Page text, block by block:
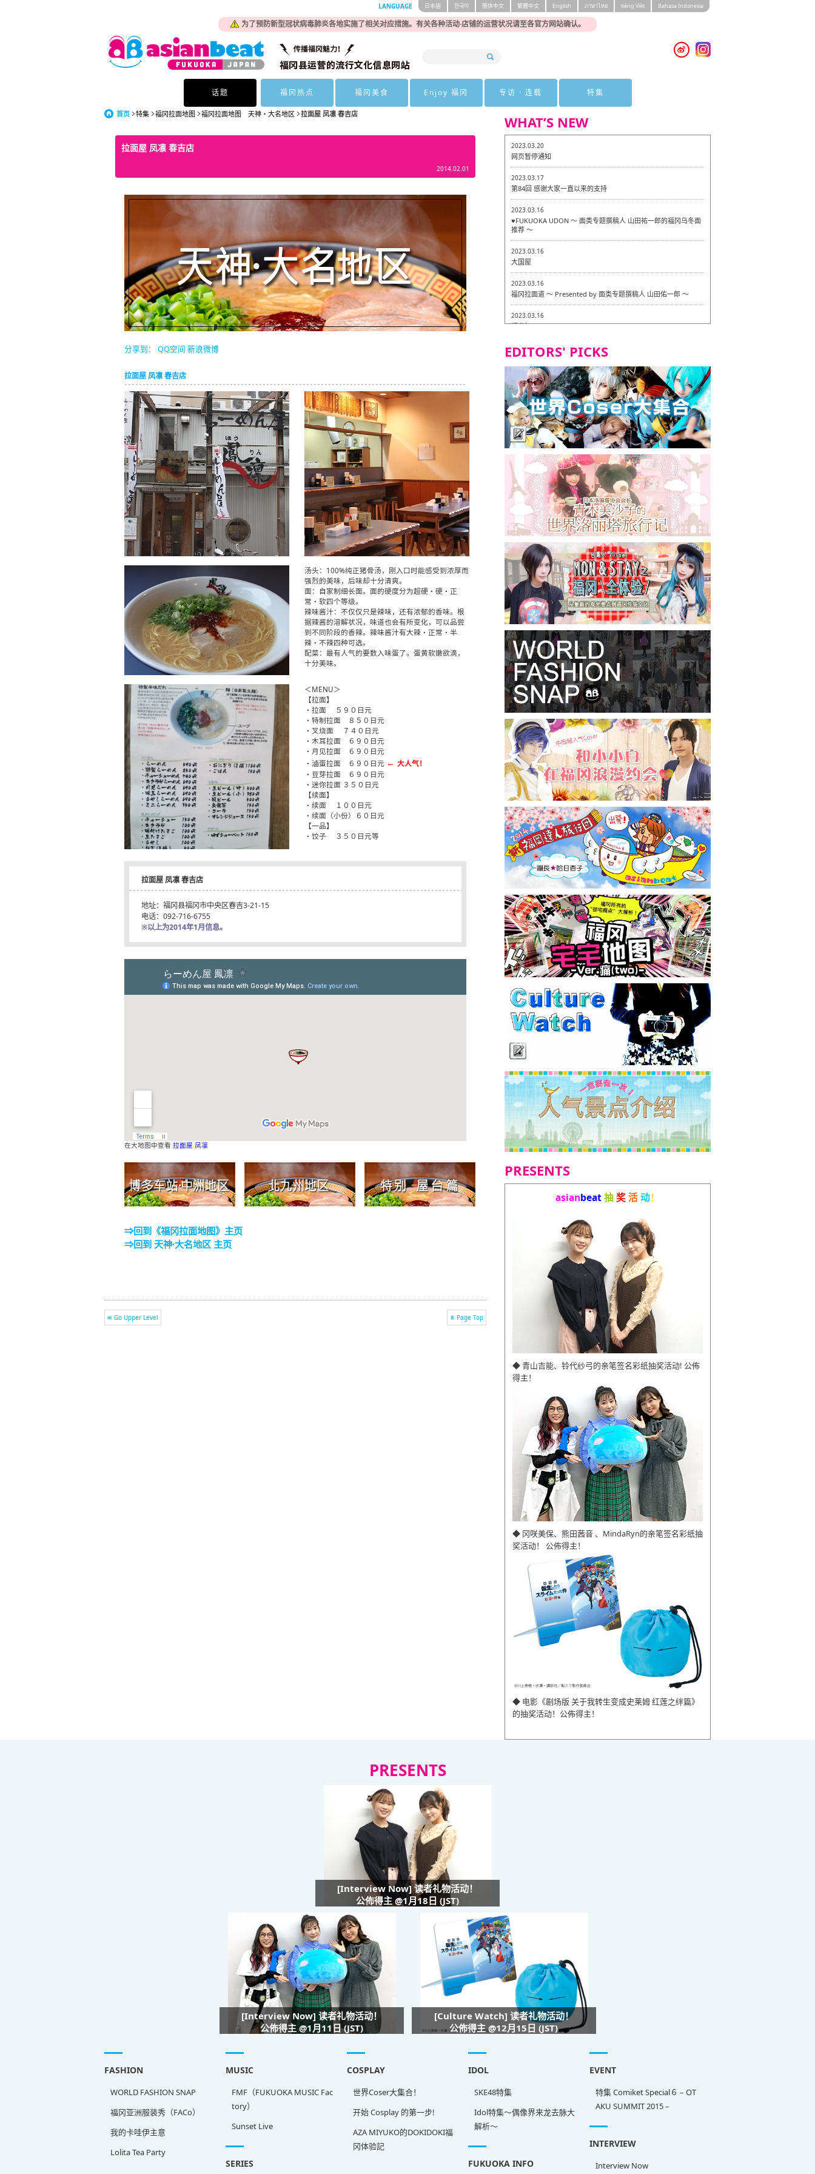
为了预防新型冠状病毒肺炎各地实施了相关对应措施。有关各种活动·店铺的运营状况请至各官方网站确认。
LANGUAGE 日本語 한국어 簡体中文 繁體中文 English ภาษาไทย tiéng Viêt Bahasa Indonesia
话题 福冈热点 福冈美食 Enjoy 福冈 专访 · 连载 特集
首页 特集 福冈拉面地图 福冈拉面地图 天神・大名地区 拉面屋 凤凛 春吉店
拉面屋 凤凛 春吉店
2014.02.01
分享到： QQ空间 新浪微博
拉面屋 凤凛 春吉店
汤头：100%纯正猪骨汤，刚入口时能感受到浓厚而
强烈的美味，后味却十分清爽。
面：自家制细长面。面的硬度分为超硬・硬・正
常・软四个等级。
辣味酱汁：不仅仅只是辣味，还有浓郁的香味。根
据辣酱的溶解状况，味道也会有所变化，可以品尝
到不同阶段的香辣。辣味酱汁有大辣・正常・半
辣・不辣四种可选。
配菜：最有人气的要数入味蛋了。蛋黄软嫩欲滴，
十分美味。
＜MENU＞
【拉面】
・拉面 ５９０日元
・特制拉面 ８５０日元
・叉烧面 ７４０日元
・木耳拉面 ６９０日元
・月见拉面 ６９０日元
・滷蛋拉面 ６９０日元 ← 大人气！
・豆芽拉面 ６９０日元
・迷你拉面 ３５０日元
【续面】
・续面 １００日元
・续面（小份）６０日元
【一品】
・饺子 ３５０日元等
拉面屋 凤凛 春吉店
地址：福冈县福冈市中央区春吉3-21-15
电话：092-716-6755
※以上为2014年1月信息。
在大地图中查看 拉面屋 凤凛
⇒回到《福冈拉面地图》主页
⇒回到 天神·大名地区 主页
Go Upper Level Page Top
WHAT’S NEW
2023.03.20
网页暂停通知
2023.03.17
第84回 感谢大家一直以来的支持
2023.03.16
♥FUKUOKA UDON ～ 面类专题撰稿人 山田祐一郎的福冈乌冬面
推荐 ～
2023.03.16
大国屋
2023.03.16
福冈拉面道 〜 Presented by 面类专题撰稿人 山田佑一郎 〜
2023.03.16
福龙轩
2023.03.07
Isogiyokarazu 博多总店 〜 严格素食主义・素食主义者的菜单试
的试吃之旅 in 福冈市！〜
2023.03.07
严格素食主义・素食主义者的菜单试的试吃之旅 in 福冈市！
2023.03.02
Little Stand 大名店 〜 严格素食主义・素食主义者的菜单试的试
吃之旅 in 福冈市！〜
2023.02.28
东筑轩 折尾本社乌冬店
EDITORS' PICKS
PRESENTS
asianbeat抽奖活动！
◆ 青山吉能、铃代纱弓的亲笔签名彩纸抽奖活动! 公佈
得主！
◆ 冈咲美保、熊田茜音 、MindaRyn的亲笔签名彩纸抽
奖活动！ 公佈得主！
◆ 电影《剧场版 关于我转生变成史莱姆 红莲之绊篇》
的抽奖活动！公佈得主！
PRESENTS
[Interview Now] 读者礼物活动！
公佈得主 @1月18日 (JST)
[Interview Now] 读者礼物活动！
公佈得主 @1月11日 (JST)
[Culture Watch] 读者礼物活动！
公佈得主 @12月15日 (JST)
FASHION
WORLD FASHION SNAP
福冈亚洲服装秀（FACo）
我的卡哇伊主意
Lolita Tea Party
MUSIC
FMF（FUKUOKA MUSIC Fac
tory）
Sunset Live
COSPLAY
世界Coser大集合！
开始 Cosplay 的第一步!
AZA MIYUKO的DOKIDOKI福
冈体验記
IDOL
SKE48特集
Idol特集～偶像界来龙去脉大
解析～
EVENT
特集 Comiket Special６ – OT
AKU SUMMIT 2015 –
INTERVIEW
Interview Now
SERIES FUKUOKA INFO